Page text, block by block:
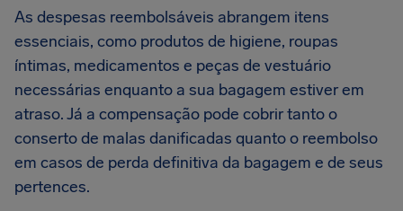
As despesas reembolsáveis abrangem itens
essenciais, como produtos de higiene, roupas
íntimas, medicamentos e peças de vestuário
necessárias enquanto a sua bagagem estiver em
atraso. Já a compensação pode cobrir tanto o
conserto de malas danificadas quanto o reembolso
em casos de perda definitiva da bagagem e de seus
pertences.